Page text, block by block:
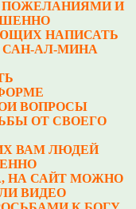
ПОЖЕЛАНИЯМИ И
НАПИСАТЬ
САН-АЛ-МИНА
ВОПРОСЫ
ОТ СВОЕГО
ВАМ ЛЮДЕЙ
НА САЙТ МОЖНО
ВИДЕО